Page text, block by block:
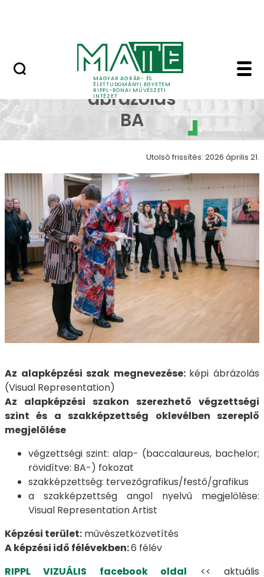
MAGYAR AGRÁR- ÉS
ÉLETTUDOMÁNYI EGYETEM
RIPPL-RÓNAI MŰVÉSZETI
INTÉZET
Képi ábrázolás
Képi
ábrázolás
BA
Utolsó frissítés: 2026 április 21.
Az alapképzési szak megnevezése: képi ábrázolás
(Visual Representation)
Az alapképzési szakon szerezhető végzettségi
szint és a szakképzettség oklevélben szereplő
megjelölése
végzettségi szint: alap- (baccalaureus, bachelor;
rövidítve: BA-) fokozat
szakképzettség: tervezőgrafikus/festő/grafikus
a szakképzettség angol nyelvű megjelölése:
Visual Representation Artist
Képzési terület: művészetközvetítés
A képzési idő félévekben:6 félév
RIPPL VIZUÁLIS facebook oldal << aktuális